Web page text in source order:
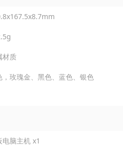
材质
，玫瑰金、黑色、蓝色、银色
电脑主机 x1